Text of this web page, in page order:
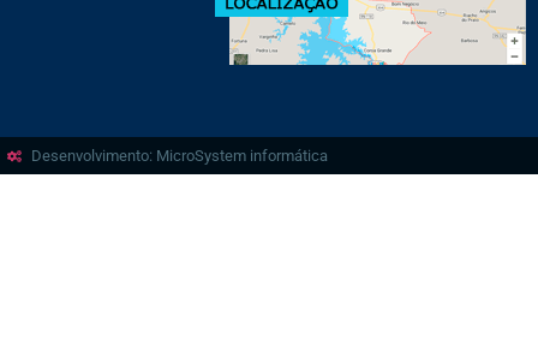
Desenvolvimento: MicroSystem informática